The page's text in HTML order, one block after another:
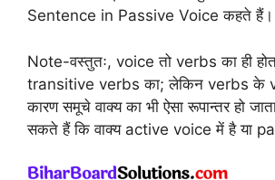
Sentence in Passive Voice कहते हैं।
Note-वस्तुतः, voice तो verbs का ही
transitive verbs का; लेकिन verbs के
कारण समूचे वाक्य का भी ऐसा रूपान्तर हो
सकते हैं कि वाक्य active voice में है या